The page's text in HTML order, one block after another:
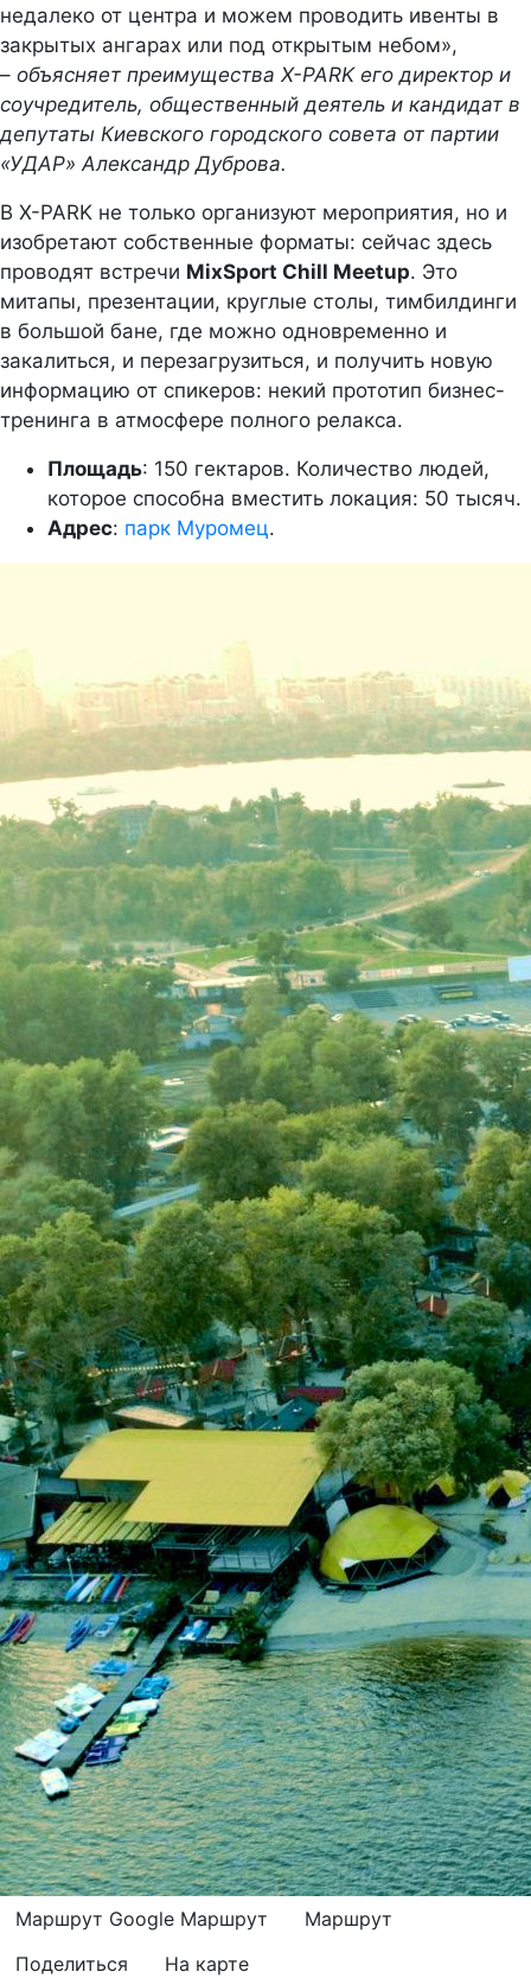
недалеко от центра и можем проводить ивенты в
закрытых ангарах или под открытым небом»,
– объясняет преимущества X-PARK его директор и
соучредитель, общественный деятель и кандидат в
депутаты Киевского городского совета от партии
«УДАР» Александр Дуброва.
В X-PARK не только организуют мероприятия, но и
изобретают собственные форматы: сейчас здесь
проводят встречи MixSport Chill Meetup. Это
митапы, презентации, круглые столы, тимбилдинги
в большой бане, где можно одновременно и
закалиться, и перезагрузиться, и получить новую
информацию от спикеров: некий прототип бизнес-
тренинга в атмосфере полного релакса.
Площадь: 150 гектаров. Количество людей,
которое способна вместить локация: 50 тысяч.
Адрес: парк Муромец.
Маршрут Google Маршрут
Маршрут
Поделиться
На карте